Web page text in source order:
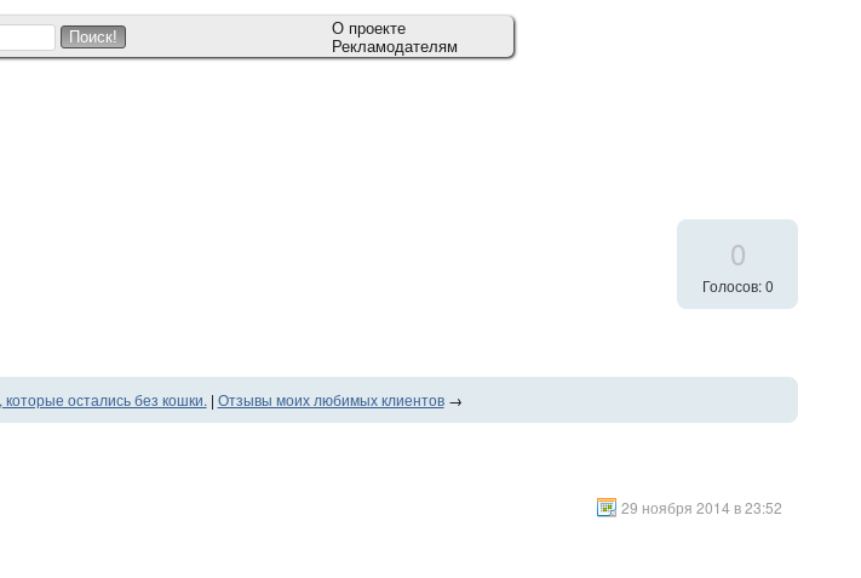
О проекте
Рекламодателям
0
Голосов: 0
остались без кошки. | Отзывы моих любимых клиентов→
29 ноября 2014 в 23:52